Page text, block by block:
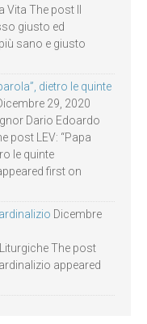
The post Il
giusto ed
sano e giusto
dietro le quinte
29, 2020
Dario Edoardo
post LEV: “Papa
le quinte
first on
Dicembre
The post
appeared